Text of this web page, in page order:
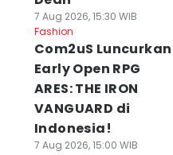
7 Aug 2026, 15:30 WIB
Fashion
Com2uS Luncurkan
Early Open RPG
ARES: THE IRON
VANGUARD di
Indonesia!
7 Aug 2026, 15:00 WIB